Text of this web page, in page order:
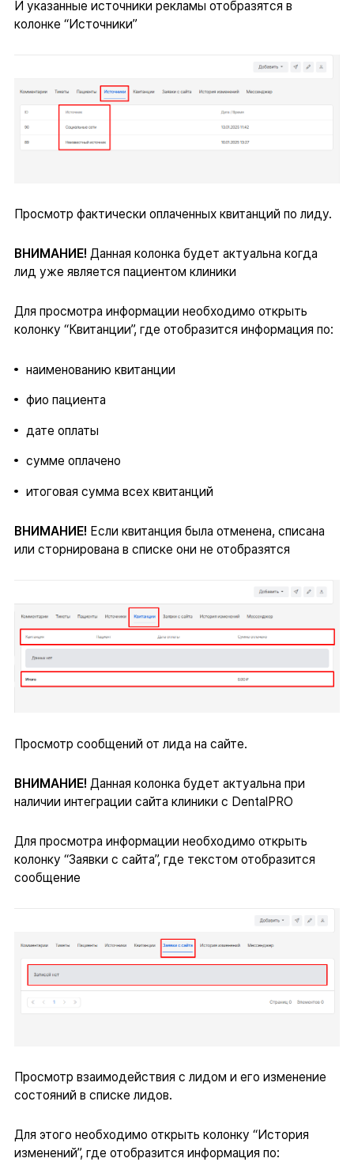
И указанные источники рекламы отобразятся в
колонке “Источники”
Просмотр фактически оплаченных квитанций по лиду.
ВНИМАНИЕ! Данная колонка будет актуальна когда
лид уже является пациентом клиники
Для просмотра информации необходимо открыть
колонку “Квитанции”, где отобразится информация по:
наименованию квитанции
фио пациента
дате оплаты
сумме оплачено
итоговая сумма всех квитанций
ВНИМАНИЕ! Если квитанция была отменена, списана
или сторнирована в списке они не отобразятся
Просмотр сообщений от лида на сайте.
ВНИМАНИЕ! Данная колонка будет актуальна при
наличии интеграции сайта клиники с DentalPRO
Для просмотра информации необходимо открыть
колонку “Заявки с сайта”, где текстом отобразится
сообщение
Просмотр взаимодействия с лидом и его изменение
состояний в списке лидов.
Для этого необходимо открыть колонку “История
изменений”, где отобразится информация по: